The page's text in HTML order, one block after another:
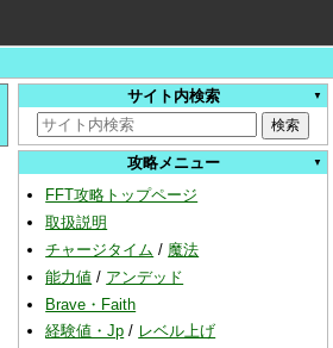
サイト内検索
攻略メニュー
FFT攻略トップページ
取扱説明
チャージタイム / 魔法
能力値 / アンデッド
Brave・Faith
経験値・Jp / レベル上げ